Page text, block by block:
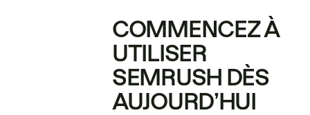
COMMENCEZ À
UTILISER
SEMRUSH DÈS
AUJOURD’HUI